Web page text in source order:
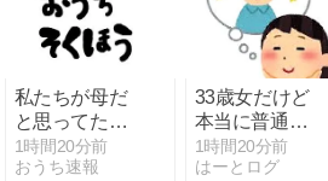
私たちが母だ
と思ってた人
から衝撃の事
実を明かされ
1時間20分前
おうち速報
33歳女だけど
本当に普通の
人でいいから
結婚したい
1時間20分前
はーとログ